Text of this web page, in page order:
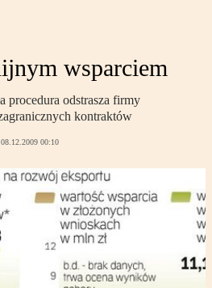
wsparciem
procedura odstrasza firmy
kontraktów
08.12.2009 00:10